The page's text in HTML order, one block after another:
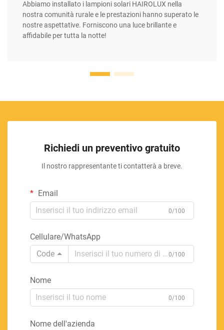
Abbiamo installato i lampioni solari HAIROLUX nella
nostra comunità rurale e le prestazioni hanno superato le
nostre aspettative. Forniscono una luce brillante e
affidabile per tutta la notte!
Richiedi un preventivo gratuito
Il nostro rappresentante ti contatterà a breve.
Email
0/100
Cellulare/WhatsApp
Code
0/100
Nome
0/100
Nome dell'azienda